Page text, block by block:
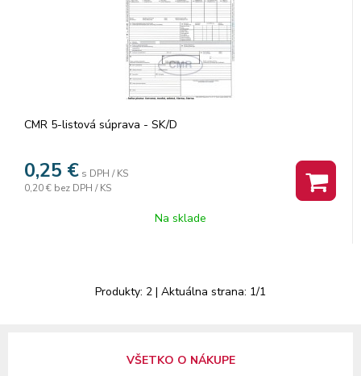
CMR 5-listová súprava - SK/D
0,25 € s DPH / KS
0,20 € bez DPH / KS
Na sklade
Produkty: 2 | Aktuálna strana: 1/1
VŠETKO O NÁKUPE